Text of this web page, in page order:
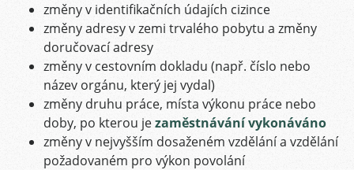
změny v identifikačních údajích cizince
změny adresy v zemi trvalého pobytu a změny
doručovací adresy
změny v cestovním dokladu (např. číslo nebo
název orgánu, který jej vydal)
změny druhu práce, místa výkonu práce nebo
doby, po kterou jezaměstnávání vykonáváno
změny v nejvyšším dosaženém vzdělání a vzdělání
požadovaném pro výkon povolání